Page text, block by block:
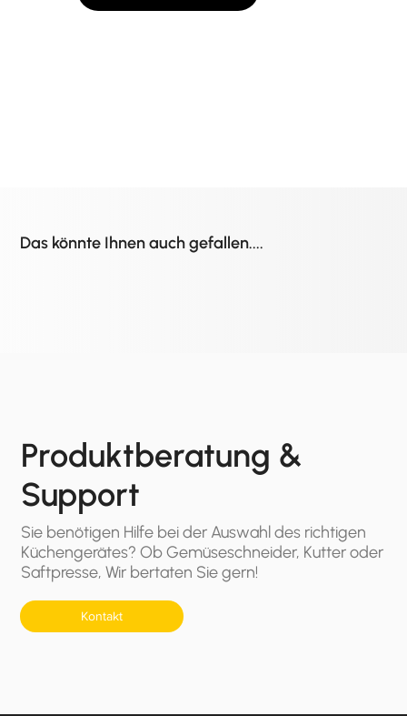
Das könnte Ihnen auch gefallen....
Produktberatung &
Support
Sie benötigen Hilfe bei der Auswahl des richtigen
Küchengerätes? Ob Gemüseschneider, Kutter oder
Saftpresse, Wir bertaten Sie gern!
Kontakt